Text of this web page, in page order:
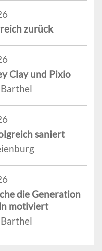
zurück
Clay und Pixio
saniert
die Generation
motiviert